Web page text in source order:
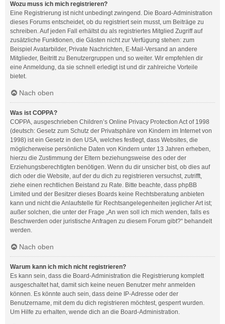
Wozu muss ich mich registrieren?
Eine Registrierung ist nicht unbedingt zwingend. Die Board-Administration
dieses Forums entscheidet, ob du registriert sein musst, um Beiträge zu
schreiben. Auf jeden Fall erhältst du als registriertes Mitglied Zugriff auf
zusätzliche Funktionen, die Gästen nicht zur Verfügung stehen: zum
Beispiel Avatarbilder, Private Nachrichten, E-Mail-Versand an andere
Mitglieder, Beitritt zu Benutzergruppen und so weiter. Wir empfehlen dir
eine Anmeldung, da sie schnell erledigt ist und dir zahlreiche Vorteile
bietet.
Nach oben
Was ist COPPA?
COPPA, ausgeschrieben Children’s Online Privacy Protection Act of 1998
(deutsch: Gesetz zum Schutz der Privatsphäre von Kindern im Internet von
1998) ist ein Gesetz in den USA, welches festlegt, dass Websites, die
möglicherweise persönliche Daten von Kindern unter 13 Jahren erheben,
hierzu die Zustimmung der Eltern beziehungsweise des oder der
Erziehungsberechtigten benötigen. Wenn du dir unsicher bist, ob dies auf
dich oder die Website, auf der du dich zu registrieren versuchst, zutrifft,
ziehe einen rechtlichen Beistand zu Rate. Bitte beachte, dass phpBB
Limited und der Besitzer dieses Boards keine Rechtsberatung anbieten
kann und nicht die Anlaufstelle für Rechtsangelegenheiten jeglicher Art ist;
außer solchen, die unter der Frage „An wen soll ich mich wenden, falls es
Beschwerden oder juristische Anfragen zu diesem Forum gibt?“ behandelt
werden.
Nach oben
Warum kann ich mich nicht registrieren?
Es kann sein, dass die Board-Administration die Registrierung komplett
ausgeschaltet hat, damit sich keine neuen Benutzer mehr anmelden
können. Es könnte auch sein, dass deine IP-Adresse oder der
Benutzername, mit dem du dich registrieren möchtest, gesperrt wurden.
Um Hilfe zu erhalten, wende dich an die Board-Administration.